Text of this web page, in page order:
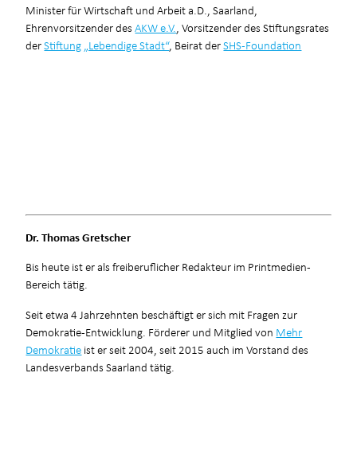
Minister für Wirtschaft und Arbeit a.D., Saarland,
Ehrenvorsitzender desAKW e.V. , Vorsitzender des Stiftungsrates
derStiftung „Lebendige Stadt“, Beirat derSHS-Foundation
Dr. Thomas Gretscher
Bis heute ist er als freiberuflicher Redakteur im Printmedien-
Bereich tätig.
Seit etwa 4 Jahrzehnten beschäftigt er sich mit Fragen zur
Demokratie-Entwicklung. Förderer und Mitglied von Mehr
Demokratie ist er seit 2004, seit 2015 auch im Vorstand des
Landesverbands Saarland tätig.